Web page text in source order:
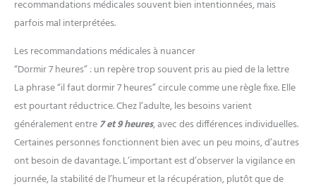
numérique. C'est l'assistant idéal
discrétion et efficacité accrue au
& 300+ Cadrans Personnalisables]
lecteur de musique autonome et
permet de gérer la musique de
votre smartphone directement au
poignet. Chaque pack inclut un
varier les styles. Personnalisez
l'écran avec plus de 300 cadrans
variés, parfaits pour chaque
occasion (bureau, sport, soirée),
ou téléchargez vos propres
photos pour un look unique.
Fonctions Multiples】Dites adieu
jusqu'à 30 jours en veille. Cette
montre connectée santé
polyvalente intègre une
multitude d'outils : Minuteur,
Sédentaire, Contrôle de la
musique et Prévisions
Météorologiques. Un véritable
assistant personnel qui vous
accompagne durablement dans
toutes vos activités.
recommandations médicales souvent bien intentionnées, mais
parfois mal interprétées.
Les recommandations médicales à nuancer
“Dormir 7 heures” : un repère trop souvent pris au pied de la lettre
La phrase “il faut dormir 7 heures” circule comme une règle fixe. Elle
est pourtant réductrice. Chez l’adulte, les besoins varient
généralement entre7 et 9 heures, avec des différences individuelles.
Certaines personnes fonctionnent bien avec un peu moins, d’autres
ont besoin de davantage. L’important est d’observer la vigilance en
journée, la stabilité de l’humeur et la récupération, plutôt que de